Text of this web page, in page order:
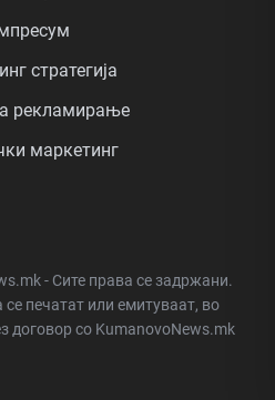
стратегија
рекламирање
маркетинг
- Сите права се задржани.
се печатат или емитуваат, во
договор со KumanovoNews.mk